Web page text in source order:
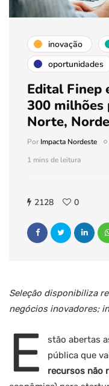
inovação
oportunidades
Edital Finep
300
Norte,
PorImpacta Nordeste
1 mins de leitura
2128 0
Seleção disponibiliza
negócios inovadores;
E
stão abertas
pública que
recursos não